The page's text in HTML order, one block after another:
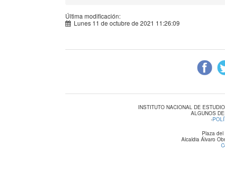
Última modificación:
Lunes 11 de octubre de 2021 11:26:09
INSTITUTO NACIONAL DE
ALGUNOS
-
Plaza
Alcaldia Álvaro